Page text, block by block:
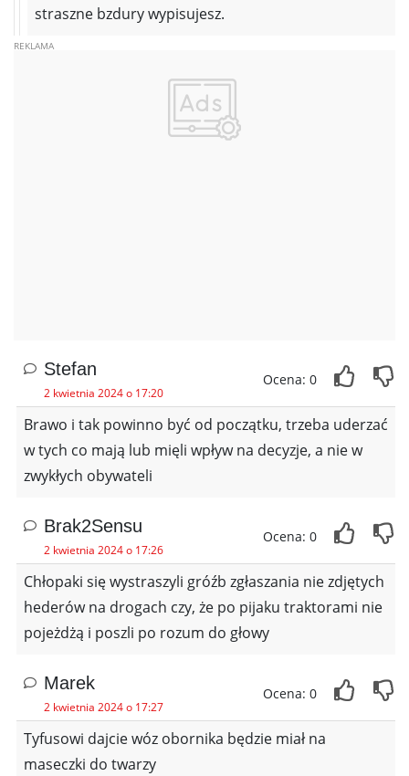
straszne bzdury wypisujesz.
Stefan
2 kwietnia 2024 o 17:20
Ocena: 0
Brawo i tak powinno być od początku, trzeba uderzać
w tych co mają lub mięli wpływ na decyzje, a nie w
zwykłych obywateli
Brak2Sensu
2 kwietnia 2024 o 17:26
Ocena: 0
Chłopaki się wystraszyli gróźb zgłaszania nie zdjętych
hederów na drogach czy, że po pijaku traktorami nie
pojeżdżą i poszli po rozum do głowy
Marek
2 kwietnia 2024 o 17:27
Ocena: 0
Tyfusowi dajcie wóz obornika będzie miał na
maseczki do twarzy